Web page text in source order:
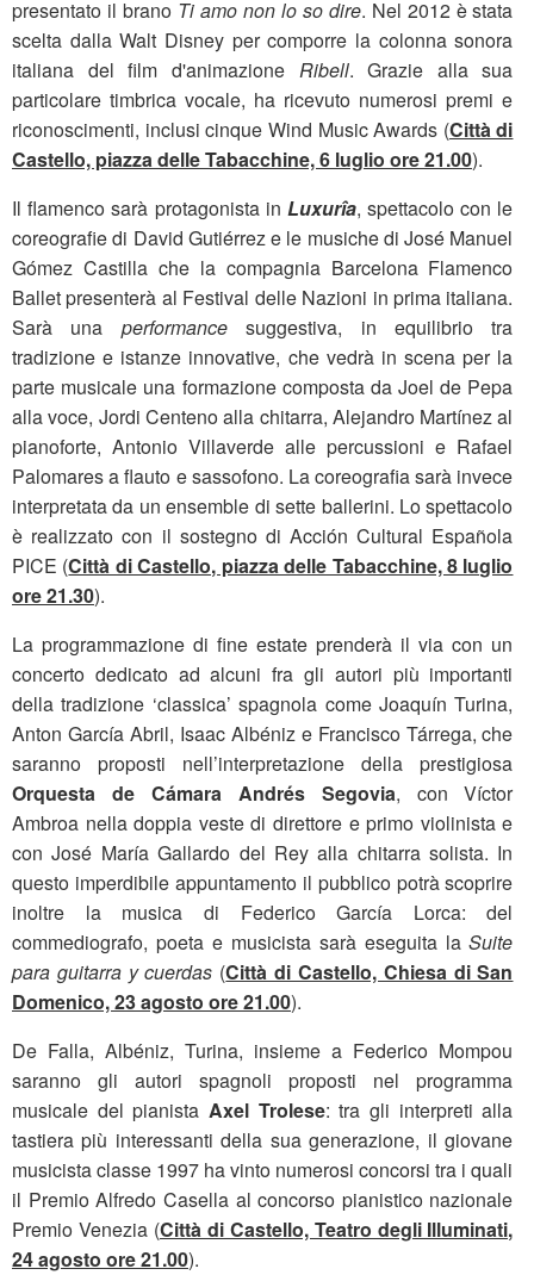
presentato il brano Ti amo non lo so dire. Nel 2012 è stata
scelta dalla Walt Disney per comporre la colonna sonora
italiana del film d'animazione Ribell. Grazie alla sua
particolare timbrica vocale, ha ricevuto numerosi premi e
riconoscimenti, inclusi cinque Wind Music Awards (Città di
Castello, piazza delle Tabacchine, 6 luglio ore 21.00).
Il flamenco sarà protagonista in Luxurîa, spettacolo con le
coreografie di David Gutiérrez e le musiche di José Manuel
Gómez Castilla che la compagnia Barcelona Flamenco
Ballet presenterà al Festival delle Nazioni in prima italiana.
Sarà una performancesuggestiva, in equilibrio tra
tradizione e istanze innovative, che vedrà in scena per la
parte musicale una formazione composta da Joel de Pepa
alla voce, Jordi Centeno alla chitarra, Alejandro Martínez al
pianoforte, Antonio Villaverde alle percussioni e Rafael
Palomares a flauto e sassofono. La coreografia sarà invece
interpretata da un ensemble di sette ballerini. Lo spettacolo
è realizzato con il sostegno di Acción Cultural Española
PICE (Città di Castello, piazza delle Tabacchine, 8 luglio
ore 21.30).
La programmazione di fine estate prenderà il via con un
concerto dedicato ad alcuni fra gli autori più importanti
della tradizione ‘classica’ spagnola come Joaquín Turina,
Anton García Abril, Isaac Albéniz e Francisco Tárrega, che
saranno proposti nell’interpretazione della prestigiosa
Orquesta de Cámara Andrés Segovia, con Víctor
Ambroa nella doppia veste di direttore e primo violinista e
con José María Gallardo del Rey alla chitarra solista. In
questo imperdibile appuntamento il pubblico potrà scoprire
inoltre la musica di Federico García Lorca: del
commediografo, poeta e musicista sarà eseguita laSuite
para guitarra y cuerdas (Città di Castello, Chiesa di San
Domenico, 23 agosto ore 21.00).
De Falla, Albéniz, Turina, insieme a Federico Mompou
saranno gli autori spagnoli proposti nel programma
musicale del pianistaAxel Trolese: tra gli interpreti alla
tastiera più interessanti della sua generazione, il giovane
musicista classe 1997 ha vinto numerosi concorsi tra i quali
il Premio Alfredo Casella al concorso pianistico nazionale
Premio Venezia (Città di Castello, Teatro degli Illuminati,
24 agosto ore 21.00).